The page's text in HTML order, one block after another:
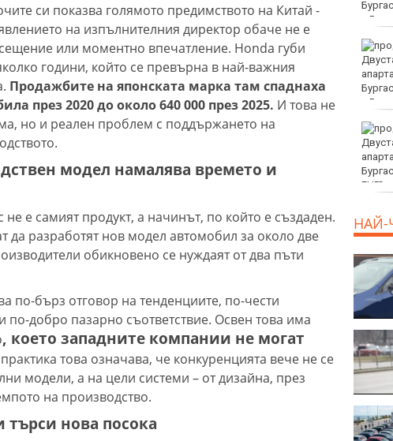
си показва голямото предимството на Китай -
на изпълнителния директор обаче не е
или моментно впечатление. Honda губи
години, който се превърна в най-важния
Продажбите на японската марка там спаднаха
през 2020 до около 640 000 през 2025. И това не
но и реален проблем с поддържането на
модел намалява времето и
е самият продукт, а начинът, по който е създаден.
да разработят нов модел автомобил за около две
обикновено се нуждаят от два пъти
по-бърз отговор на тенденциите, по-чести
по-добро пазарно съответствие. Освен това има
, което западните компании не могат
това означава, че конкуренцията вече не се
модели, а на цели системи – от дизайна, през
на производство.
търси нова посока
Виц на деня - 6 август
21 ранени при
EUR
НАЙ-